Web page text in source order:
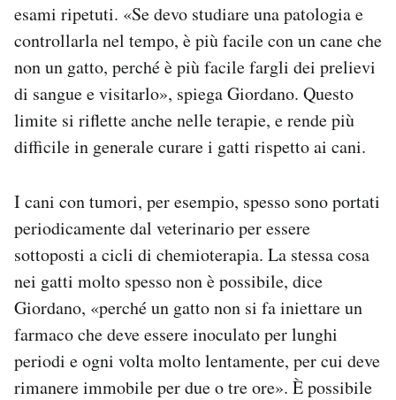
esami ripetuti. «Se devo studiare una patologia e
controllarla nel tempo, è più facile con un cane che
non un gatto, perché è più facile fargli dei prelievi
di sangue e visitarlo», spiega Giordano. Questo
limite si riflette anche nelle terapie, e rende più
difficile in generale curare i gatti rispetto ai cani.
I cani con tumori, per esempio, spesso sono portati
periodicamente dal veterinario per essere
sottoposti a cicli di chemioterapia. La stessa cosa
nei gatti molto spesso non è possibile, dice
Giordano, «perché un gatto non si fa iniettare un
farmaco che deve essere inoculato per lunghi
periodi e ogni volta molto lentamente, per cui deve
rimanere immobile per due o tre ore». È possibile